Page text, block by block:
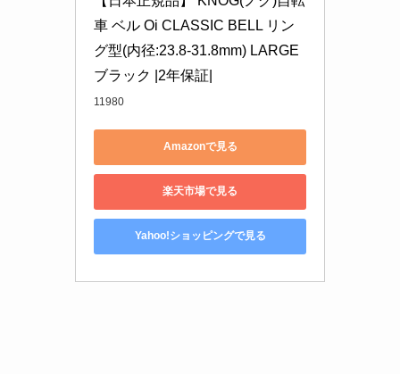
車 ベル Oi CLASSIC BELL リン
グ型(内径:23.8-31.8mm) LARGE
ブラック |2年保証|
11980
Amazonで見る
楽天市場で見る
Yahoo!ショッピングで見る